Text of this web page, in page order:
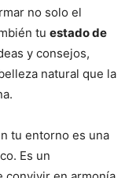
no solo el
tu estado de
y consejos,
natural que la
tu entorno es una
Es un